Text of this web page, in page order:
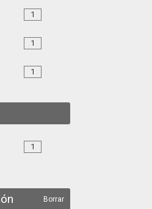
1
1
1
1
Borrar